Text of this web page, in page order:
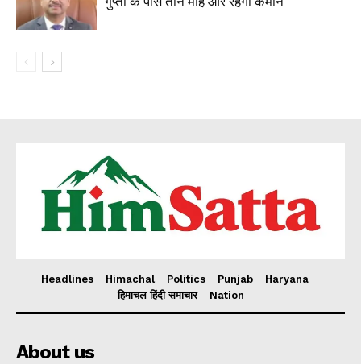
Headlines Himachal Politics Punjab
Haryana
हिमाचल हिंदी समाचार
Nation
About us